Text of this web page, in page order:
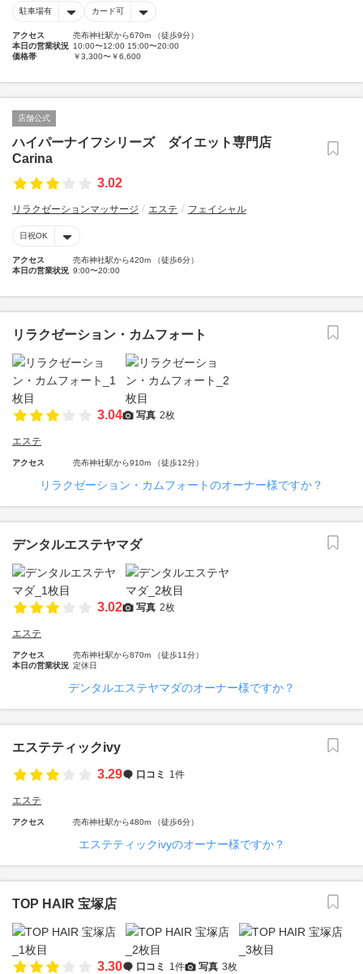
駐車場有 カード可
アクセス
売布神社駅から670m （徒歩9分）
本日の営業状況 10:00〜12:00 15:00〜20:00
価格帯
￥3,300〜￥6,600
店舗公式
ハイパーナイフシリーズ ダイエット専門店
Carina
3.02
リラクゼーションマッサージ エステ フェイシャル
日祝OK
アクセス
売布神社駅から420m （徒歩6分）
本日の営業状況 9:00〜20:00
リラクゼーション・カムフォート
3.04 写真 2枚
エステ
アクセス 売布神社駅から910m （徒歩12分）
リラクゼーション・カムフォートのオーナー様ですか？
デンタルエステヤマダ
3.02 写真 2枚
エステ
アクセス
売布神社駅から870m （徒歩11分）
本日の営業状況 定休日
デンタルエステヤマダのオーナー様ですか？
エステティックivy
3.29
口コミ 1件
エステ
アクセス 売布神社駅から480m （徒歩6分）
エステティックivyのオーナー様ですか？
TOP HAIR 宝塚店
3.30 口コミ 1件 写真 3枚